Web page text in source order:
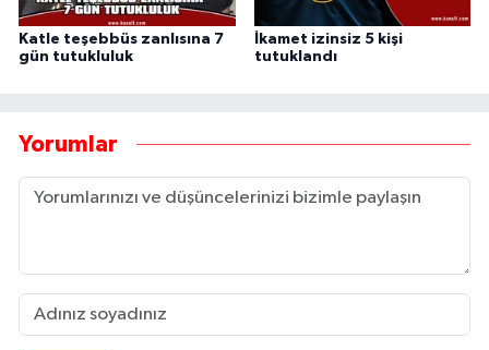
Katle teşebbüs zanlısına 7
gün tutukluluk
İkamet izinsiz 5 kişi
tutuklandı
Yorumlar